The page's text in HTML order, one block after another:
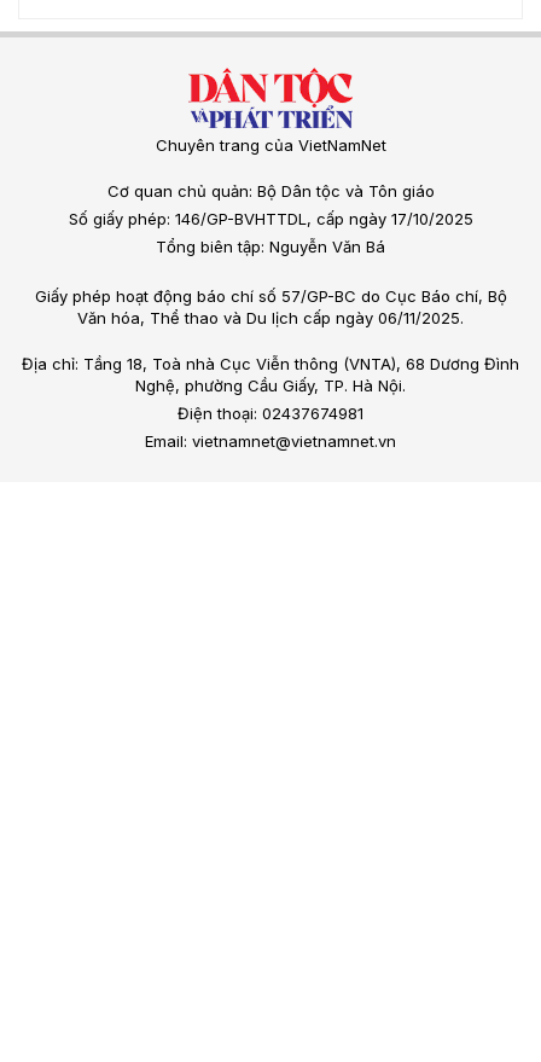
Chuyên trang của VietNamNet
Cơ quan chủ quản: Bộ Dân tộc và Tôn giáo
Số giấy phép: 146/GP-BVHTTDL, cấp ngày 17/10/2025
Tổng biên tập: Nguyễn Văn Bá
Giấy phép hoạt động báo chí số 57/GP-BC do Cục Báo chí, Bộ
Văn hóa, Thể thao và Du lịch cấp ngày 06/11/2025.
Địa chỉ: Tầng 18, Toà nhà Cục Viễn thông (VNTA), 68 Dương Đình
Nghệ, phường Cầu Giấy, TP. Hà Nội.
Điện thoại: 02437674981
Email: vietnamnet@vietnamnet.vn